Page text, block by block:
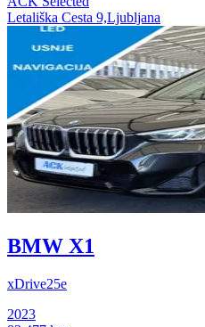
Letališka Cesta 9,Ljubljana
BMW X1
xDrive25e
2023